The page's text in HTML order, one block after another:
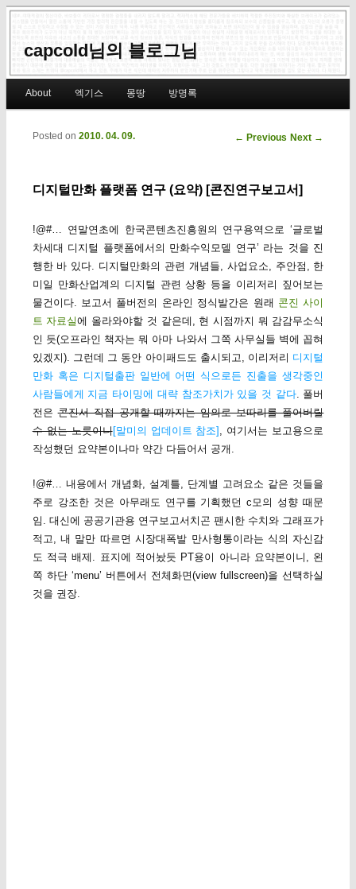
capcold님의 블로그님
Skip to primary content
Skip to secondary content
About 엑기스 몽땅 방명록
Post navigation
← Previous Next →
디지털만화 플랫폼 연구 (요약) [콘진연구보고서]
Posted on 2010. 04. 09.
!@#… 연말연초에 한국콘텐츠진흥원의 연구용역으로 ‘글로벌
차세대 디지털 플랫폼에서의 만화수익모델 연구’ 라는 것을 진
행한 바 있다. 디지털만화의 관련 개념들, 사업요소, 주안점, 한
미일 만화산업계의 디지털 관련 상황 등을 이리저리 짚어보는
물건이다. 보고서 풀버전의 온라인 정식발간은 원래 콘진 사이
트 자료실에 올라와야할 것 같은데, 현 시점까지 뭐 감감무소식
인 듯(오프라인 책자는 뭐 아마 나와서 그쪽 사무실들 벽에 꼽혀
있겠지). 그런데 그 동안 아이패드도 출시되고, 이리저리 디지털
만화 혹은 디지털출판 일반에 어떤 식으로든 진출을 생각중인
사람들에게 지금 타이밍에 대략 참조가치가 있을 것 같다. 풀버
전은콘진서 직접 공개할 때까지는 임의로 보따리를 풀어버릴
수 없는 노릇이니[말미의 업데이트 참조] , 여기서는 보고용으로
작성했던 요약본이나마 약간 다듬어서 공개.
!@#… 내용에서 개념화, 설계틀, 단계별 고려요소 같은 것들을
주로 강조한 것은 아무래도 연구를 기획했던 c모의 성향 때문
임. 대신에 공공기관용 연구보고서치곤 팬시한 수치와 그래프가
적고, 내 말만 따르면 시장대폭발 만사형통이라는 식의 자신감
도 적극 배제. 표지에 적어놨듯 PT용이 아니라 요약본이니, 왼
쪽 하단 ‘menu’ 버튼에서 전체화면(view fullscreen)을 선택하실
것을 권장.